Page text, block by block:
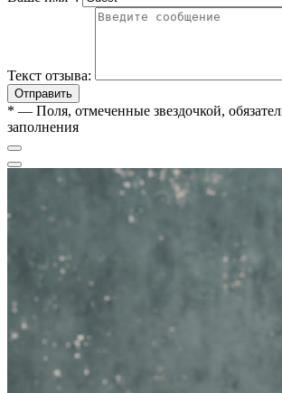
Текст отзыва:
Отправить
* — Поля, отмеченные звездочкой,
заполнения